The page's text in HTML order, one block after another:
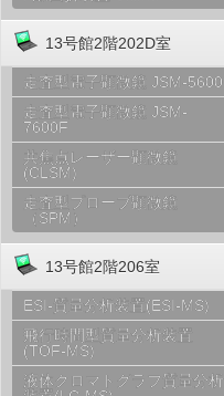
13号館2階202D室
走査型電子顕微鏡 JSM-5600
走査型電子顕微鏡 JSM-
7600F
共焦点レーザー顕微鏡
(CLSM)
走査型プローブ顕微鏡
（SPM）
13号館2階206室
ESI-質量分析装置(ESI-MS)
飛行時間型質量分析装置
(TOF-MS)
液体クロマトグラフ質量分析